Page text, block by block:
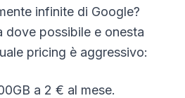
infinite di Google?
dove possibile e onesta
pricing è aggressivo:
a 2 € al mese.